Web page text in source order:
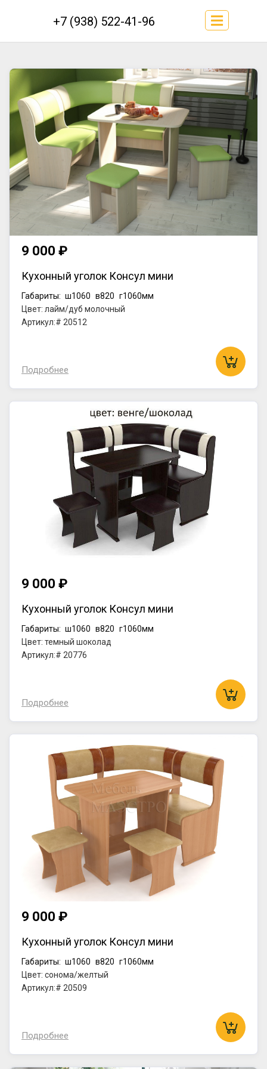
+7 (938) 522-41-96
9 000 ₽
Кухонный уголок Консул мини
Габариты: ш1060 в820 г1060мм
Цвет: лайм/дуб молочный
Артикул:# 20512
Подробнее
9 000 ₽
Кухонный уголок Консул мини
Габариты: ш1060 в820 г1060мм
Цвет: темный шоколад
Артикул:# 20776
Подробнее
9 000 ₽
Кухонный уголок Консул мини
Габариты: ш1060 в820 г1060мм
Цвет: сонома/желтый
Артикул:# 20509
Подробнее